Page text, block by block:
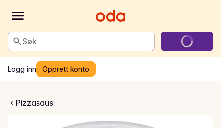
Søk
Logg inn Opprett konto
Pizzasaus
og basilikum